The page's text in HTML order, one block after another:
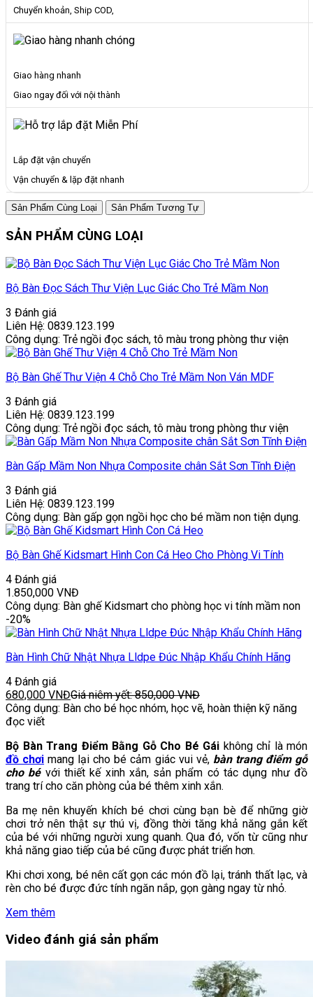
Chuyển khoản, Ship COD,
Giao hàng nhanh
Giao ngay đối với nội thành
Lắp đặt vận chuyển
Vận chuyển & lặp đặt nhanh
Sản Phẩm Cùng Loại Sản Phẩm Tương Tự
SẢN PHẨM CÙNG LOẠI
Bộ Bàn Đọc Sách Thư Viện Lục Giác Cho Trẻ Mầm Non
3 Đánh giá
Liên Hệ: 0839.123.199
Công dụng: Trẻ ngồi đọc sách, tô màu trong phòng thư viện
Bộ Bàn Ghế Thư Viện 4 Chỗ Cho Trẻ Mầm Non Ván MDF
3 Đánh giá
Liên Hệ: 0839.123.199
Công dụng: Trẻ ngồi đọc sách, tô màu trong phòng thư viện
Bàn Gấp Mầm Non Nhựa Composite chân Sắt Sơn Tĩnh Điện
3 Đánh giá
Liên Hệ: 0839.123.199
Công dụng: Bàn gấp gọn ngồi học cho bé mầm non tiện dụng.
Bộ Bàn Ghế Kidsmart Hình Con Cá Heo Cho Phòng Vi Tính
4 Đánh giá
1.850,000 VNĐ
Công dụng: Bàn ghế Kidsmart cho phòng học vi tính mầm non
-20%
Bàn Hình Chữ Nhật Nhựa Lldpe Đúc Nhập Khẩu Chính Hãng
4 Đánh giá
680,000 VNĐGiá niêm yết:850,000VNĐ
Công dụng: Bàn cho bé học nhóm, học vẽ, hoàn thiện kỹ năng
đọc viết
Bộ Bàn Trang Điểm Bằng Gỗ Cho Bé Gái không chỉ là món
đồ chơi mang lại cho bé cảm giác vui vẻ, bàn trang điểm gỗ
cho bévới thiết kế xinh xắn, sản phẩm có tác dụng như đồ
trang trí cho căn phòng của bé thêm xinh xắn.
Ba mẹ nên khuyến khích bé chơi cùng bạn bè để những giờ
chơi trở nên thật sự thú vị, đồng thời tăng khả năng gắn kết
của bé với những người xung quanh. Qua đó, vốn từ cũng như
khả năng giao tiếp của bé cũng được phát triển hơn.
Khi chơi xong, bé nên cất gọn các món đồ lại, tránh thất lạc, và
rèn cho bé được đức tính ngăn nắp, gọn gàng ngay từ nhỏ.
Xem thêm
Video đánh giá sản phẩm